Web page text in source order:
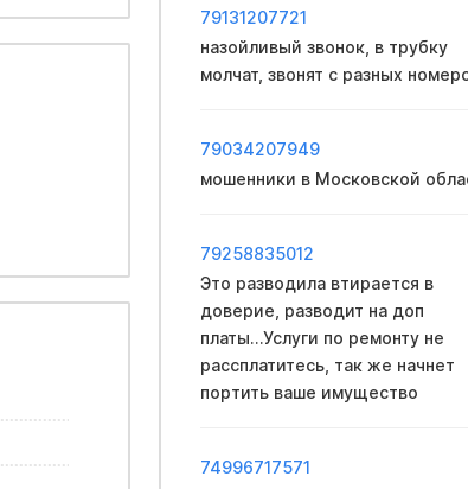
79131207721
назойливый звонок, в трубку
молчат, звонят с разных
79034207949
мошенники в Московской
79258835012
Это разводила втирается в
доверие, разводит на доп
платы...Услуги по ремонту не
рассплатитесь, так же начнет
портить ваше имущество
74996717571